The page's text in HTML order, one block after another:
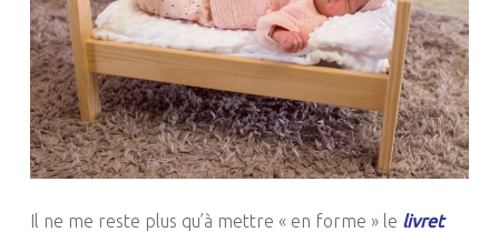
Il ne me reste plus qu’à mettre « en forme » le livret